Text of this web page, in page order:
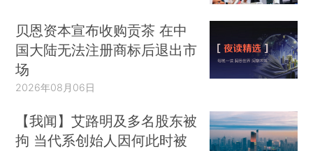
贝恩资本宣布收购贡茶 在中
国大陆无法注册商标后退出市
场
2026年08月06日
【我闻】艾路明及多名股东被
拘 当代系创始人因何此时被